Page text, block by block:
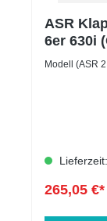
ASR
6er 630i
Modell (ASR
265,05 €*